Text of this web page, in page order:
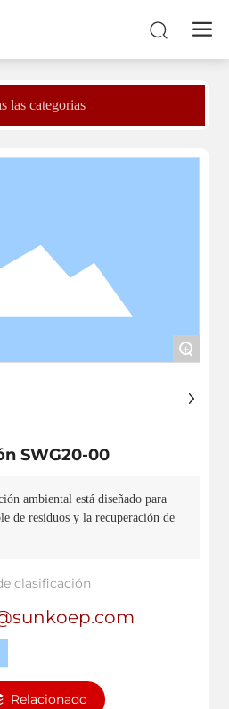
las categorias
+
SWG20-00
ambiental está diseñado para
de residuos y la recuperación de
clasificación
Relacionado